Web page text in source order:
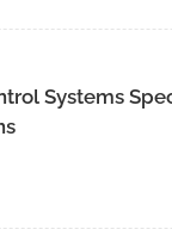
Systems